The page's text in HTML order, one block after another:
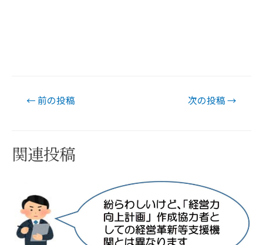
← 前の投稿 次の投稿→
関連投稿